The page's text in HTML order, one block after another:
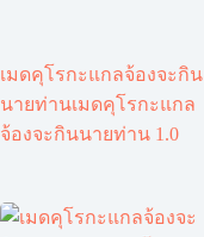
เมดคุโรกะแกลจ้องจะกิน
นายท่านเมดคุโรกะแกล
จ้องจะกินนายท่าน 1.0